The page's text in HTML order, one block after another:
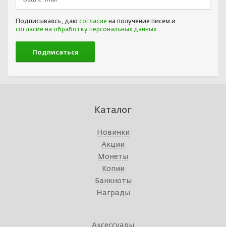
Подписываясь, даю согласие на получение писем и
согласие на обработку персональных данных
Каталог
Новинки
Акции
Монеты
Копии
Банкноты
Награды